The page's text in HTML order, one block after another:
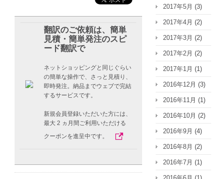
翻訳のご依頼は、簡単
見積・簡単発注のスピ
ード翻訳で
ネットショッピングと同じぐらい
の簡単な操作で、さっと見積り、
即時発注。納品までウェブで完結
するサービスです。
新規会員登録いただいた方には、
最大 2 ヵ月間ご利用いただける
クーポンを進呈中です。
2017年5月 (3)
2017年4月 (2)
2017年3月 (2)
2017年2月 (2)
2017年1月 (1)
2016年12月 (3)
2016年11月 (1)
2016年10月 (2)
2016年9月 (4)
2016年8月 (2)
2016年7月 (1)